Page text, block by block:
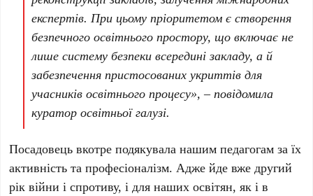
експертів. При цьому пріоритетом є створення
безпечного освітнього простору, що включає не
лише систему безпеки всередині закладу, а й
забезпечення пристосованих укриттів для
учасників освітнього процесу», – повідомила
куратор освітньої галузі.
Посадовець вкотре подякувала нашим педагогам за їх
активність та професіоналізм. Адже йде вже другий
рік війни і спротиву, і для наших освітян, як і в